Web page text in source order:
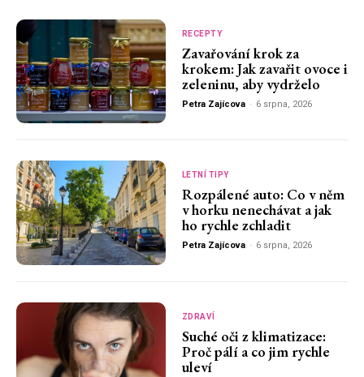
RECEPTY
Zavařování krok za
krokem: Jak zavařit ovoce i
zeleninu, aby vydrželo
Petra Zajícova - 6 srpna, 2026
LETNÍ TIPY
Rozpálené auto: Co v něm
v horku nenechávat a jak
ho rychle zchladit
Petra Zajícova - 6 srpna, 2026
ZDRAVÍ
Suché oči z klimatizace:
Proč pálí a co jim rychle
uleví